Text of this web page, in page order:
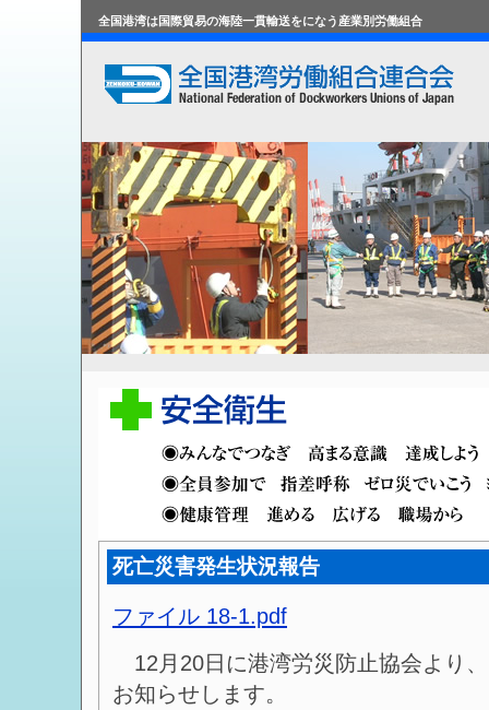
全国港湾は国際貿易の海陸一貫輸送をになう産業別労働組合
死亡災害発生状況報告
ファイル 18-1.pdf
12月20日に港湾労災防止協会より
お知らせします。